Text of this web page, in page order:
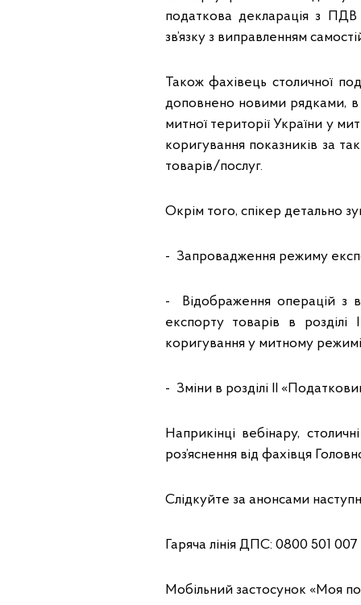
податкова декларація з
зв’язку з виправленням
Також фахівець столичної
доповнено новими рядками, в
митної території України у
коригування показників за
товарів/послуг.
Окрім того, спікер детально
- Запровадження режиму
- Відображення операцій з
експорту товарів в розділі
коригування у митному
- Зміни в розділі ІІ
Наприкінці вебінару,
роз’яснення від фахівця
Слідкуйте за анонсами
Гаряча лінія ДПС: 0800 501 007
Мобільний застосунок «Моя